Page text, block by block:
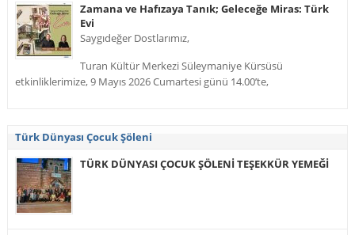
Zamana ve Hafızaya Tanık; Geleceğe Miras: Türk
Evi
Saygıdeğer Dostlarımız,
Turan Kültür Merkezi Süleymaniye Kürsüsü
etkinliklerimize, 9 Mayıs 2026 Cumartesi günü 14.00’te,
Türk Dünyası Çocuk Şöleni
TÜRK DÜNYASI ÇOCUK ŞÖLENİ TEŞEKKÜR YEMEĞİ